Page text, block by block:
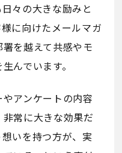
々の大きな励みと
に向けたメールマガ
を越えて共感やモ
んでいます。
アンケートの内容
常に大きな効果だ
いを持つ方が、実